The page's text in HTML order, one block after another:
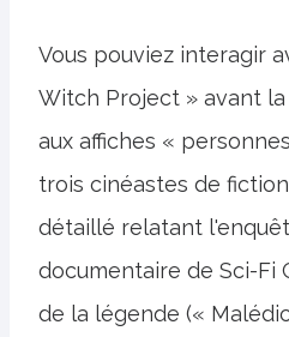
Vous pouviez interagir
Witch Project » avant
aux affiches «
trois cinéastes de
détaillé relatant
documentaire de Sci-Fi
de la légende («